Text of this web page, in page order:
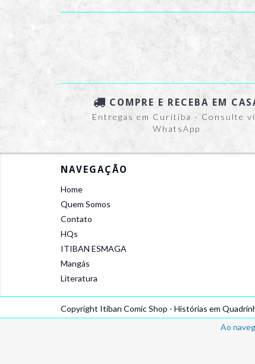
Ao
COMPRE E RECEBA EM
Entregas em Curitiba - Consulte
WhatsApp
NAVEGAÇÃO
Home
Quem Somos
Contato
HQs
ITIBAN ESMAGA
Mangás
Literatura
Copyright Itiban Comic Shop - Histórias em